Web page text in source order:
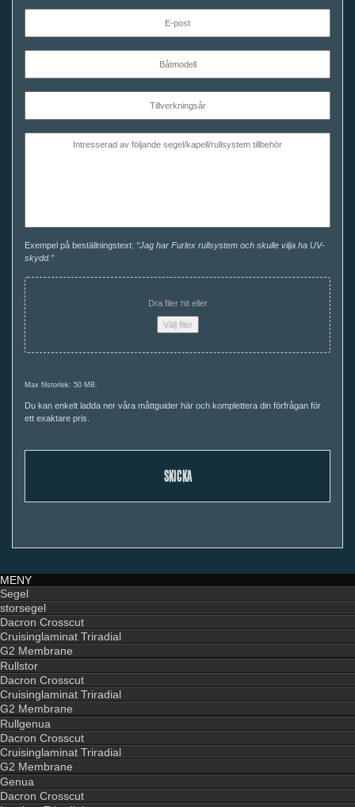
Exempel på beställningstext: “Jag har Furlex rullsystem och skulle vilja ha UV-
skydd.”
Dra filer hit eller
Välj filer
Max filstorlek: 50 MB.
Du kan enkelt ladda ner våra måttguider här och komplettera din förfrågan för
ett exaktare pris.
MENY
Segel
storsegel
Dacron Crosscut
Cruisinglaminat Triradial
G2 Membrane
Rullstor
Dacron Crosscut
Cruisinglaminat Triradial
G2 Membrane
Rullgenua
Dacron Crosscut
Cruisinglaminat Triradial
G2 Membrane
Genua
Dacron Crosscut